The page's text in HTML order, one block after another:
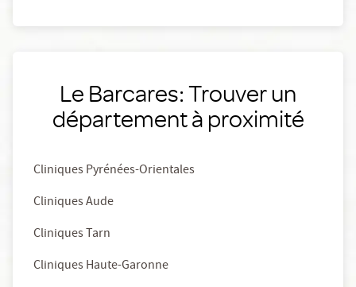
Le Barcares: Trouver un
département à proximité
Cliniques Pyrénées-Orientales
Cliniques Aude
Cliniques Tarn
Cliniques Haute-Garonne